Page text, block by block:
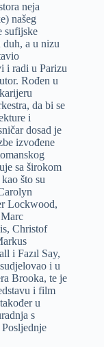
neja
našeg
sufijske
duh, a u nizu
i radi u Parizu
Rođen u
da bi se
i
dosad je
izvođene
sa širokom
što su
Lockwood,
Christof
i Fazıl Say,
i u
Brooka, te je
i film
u
s